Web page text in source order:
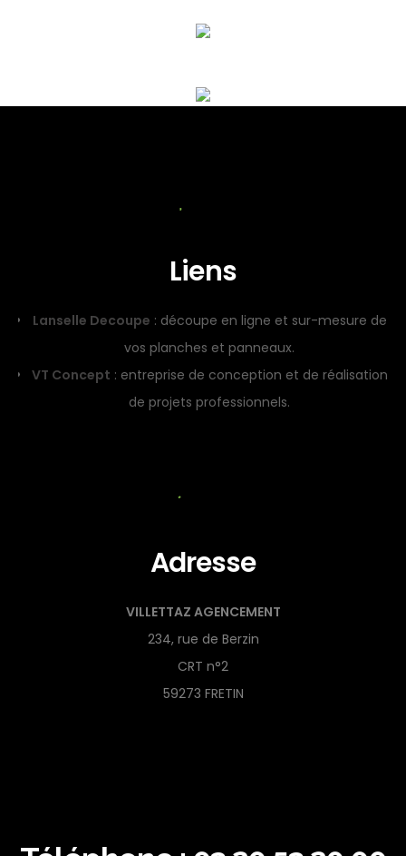
Liens
Lanselle Decoupe : découpe en ligne et sur-mesure de
vos planches et panneaux.
VT Concept : entreprise de conception et de réalisation
de projets professionnels.
Adresse
VILLETTAZ AGENCEMENT
234, rue de Berzin
CRT n°2
59273 FRETIN